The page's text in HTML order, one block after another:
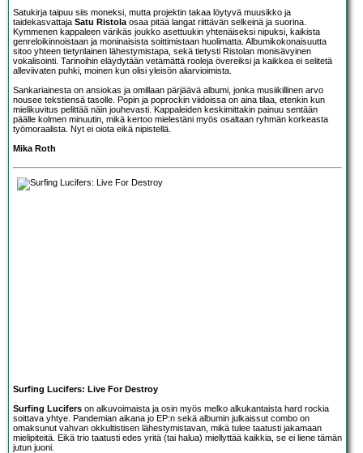
Satukirja taipuu siis moneksi, mutta projektin takaa löytyvä muusikko ja
taidekasvattaja Satu Ristola osaa pitää langat riittävän selkeinä ja suorina.
Kymmenen kappaleen värikäs joukko asettuukin yhtenäiseksi nipuksi, kaikista
genreloikinnoistaan ja moninaisista soittimistaan huolimatta. Albumikokonaisuutta
sitoo yhteen tietynlainen lähestymistapa, sekä tietysti Ristolan monisävyinen
vokalisointi. Tarinoihin eläydytään vetämättä rooleja övereiksi ja kaikkea ei selitetä
alleviivaten puhki, moinen kun olisi yleisön aliarvioimista.
Sankariainesta on ansiokas ja omillaan pärjäävä albumi, jonka musiikillinen arvo
nousee tekstiensä tasolle. Popin ja poprockin viidoissa on aina tilaa, etenkin kun
mielikuvitus pelittää näin jouhevasti. Kappaleiden keskimittakin painuu sentään
päälle kolmen minuutin, mikä kertoo mielestäni myös osaltaan ryhmän korkeasta
työmoraalista. Nyt ei oiota eikä nipistellä.
Mika Roth
Surfing Lucifers: Live For Destroy
Surfing Lucifers on alkuvoimaista ja osin myös melko alkukantaista hard rockia
soittava yhtye. Pandemian aikana jo EP:n sekä albumin julkaissut combo on
omaksunut vahvan okkultistisen lähestymistavan, mikä tulee taatusti jakamaan
mielipiteitä. Eikä trio taatusti edes yritä (tai halua) miellyttää kaikkia, se ei liene tämän
jutun juoni.